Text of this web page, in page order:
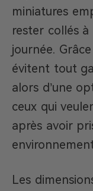
miniatures
rester collés
journée.
évitent tout
alors d’une
ceux qui
après avoir
Les